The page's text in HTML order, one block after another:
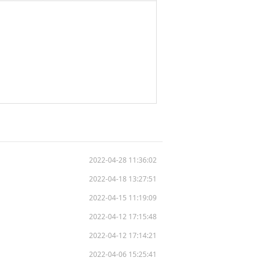
2022-04-28 11:36:02
2022-04-18 13:27:51
2022-04-15 11:19:09
2022-04-12 17:15:48
2022-04-12 17:14:21
2022-04-06 15:25:41